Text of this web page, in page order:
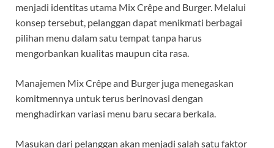
menjadi identitas utama Mix Crêpe and Burger. Melalui
konsep tersebut, pelanggan dapat menikmati berbagai
pilihan menu dalam satu tempat tanpa harus
mengorbankan kualitas maupun cita rasa.
Manajemen Mix Crêpe and Burger juga menegaskan
komitmennya untuk terus berinovasi dengan
menghadirkan variasi menu baru secara berkala.
Masukan dari pelanggan akan menjadi salah satu faktor